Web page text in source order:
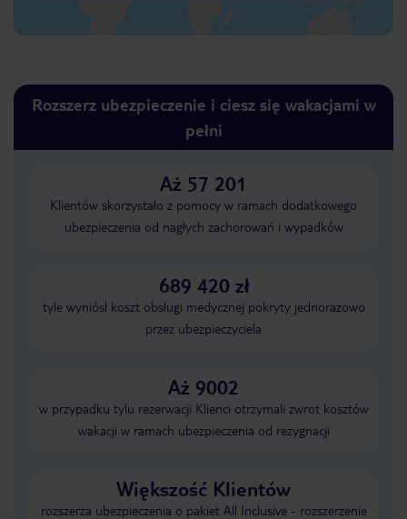
Rozszerz ubezpieczenie i ciesz się wakacjami w
pełni
Aż 57 201
Klientów skorzystało z pomocy w ramach dodatkowego
ubezpieczenia od nagłych zachorowań i wypadków
689 420 zł
tyle wyniósł koszt obsługi medycznej pokryty jednorazowo
przez ubezpieczyciela
Aż 9002
w przypadku tylu rezerwacji Klienci otrzymali zwrot kosztów
wakacji w ramach ubezpieczenia od rezygnacji
Większość Klientów
rozszerza ubezpieczenia o pakiet All Inclusive - rozszerzenie